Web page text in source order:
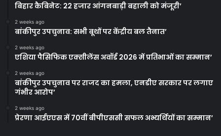
बिहार कैबिनेट: 22 हजार आंगनबाड़ी बहाली को मंजूरी’
2 weeks ago
बांकीपुर उपचुनाव: सभी बूथों पर केंद्रीय बल तैनात’
2 weeks ago
एशिया पैसिफिक एक्सीलेंस अवॉर्ड 2026 में प्रतिभाओं का सम्मान’
2 weeks ago
बांकीपुर उपचुनाव पर राजद का हमला, एनडीए सरकार पर लगाए
गंभीर आरोप’
2 weeks ago
प्रेरणा आईएएस में 70वीं बीपीएससी सफल अभ्यर्थियों का सम्मान’